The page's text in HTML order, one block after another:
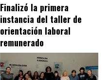
Finalizó la primera
instancia del taller de
orientación laboral
remunerado